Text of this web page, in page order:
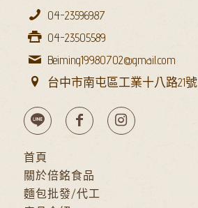
04-23596987
04-23505589
Beiming19980702@gmail.com
台中市南屯區工業十八路21號
首頁
關於倍銘食品
麵包批發/代工